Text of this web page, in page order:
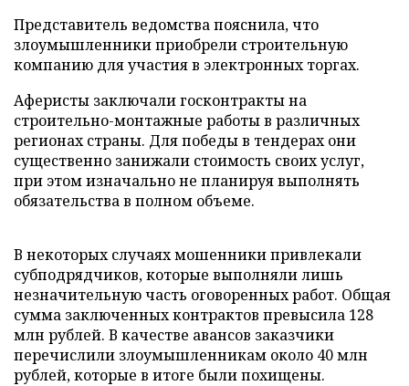
Представитель ведомства пояснила, что
злоумышленники приобрели строительную
компанию для участия в электронных торгах.
Аферисты заключали госконтракты на
строительно-монтажные работы в различных
регионах страны. Для победы в тендерах они
существенно занижали стоимость своих услуг,
при этом изначально не планируя выполнять
обязательства в полном объеме.
В некоторых случаях мошенники привлекали
субподрядчиков, которые выполняли лишь
незначительную часть оговоренных работ. Общая
сумма заключенных контрактов превысила 128
млн рублей. В качестве авансов заказчики
перечислили злоумышленникам около 40 млн
рублей, которые в итоге были похищены.